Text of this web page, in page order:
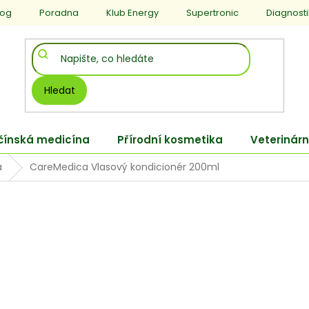
Poradna Klub Energy Supertronic
Hledat
medicína Přírodní kosmetika
CareMedica Vlasový kondicionér 200ml